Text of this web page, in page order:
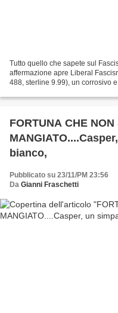
Tutto quello che sapete sul
affermazione apre Liberal
488, sterline 9.99), un corrosivo
FORTUNA CHE
bianco,
Pubblicato su 23/11/PM 23:56
Da Gianni Fraschetti